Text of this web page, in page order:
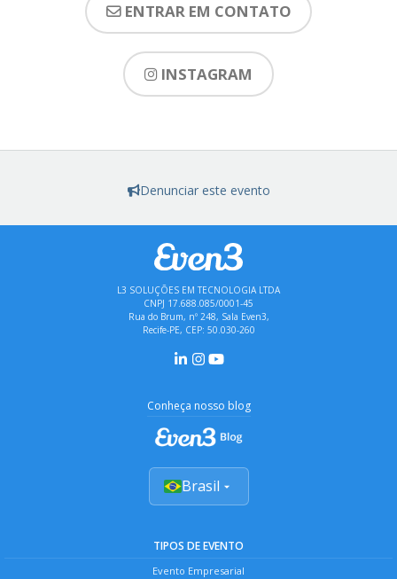
ENTRAR EM CONTATO
INSTAGRAM
Denunciar este evento
L3 SOLUÇÕES EM TECNOLOGIA LTDA
CNPJ 17.688.085/0001-45
Rua do Brum, nº 248, Sala Even3,
Recife-PE, CEP: 50.030-260
Conheça nosso blog
Brasil
TIPOS DE EVENTO
Evento Empresarial